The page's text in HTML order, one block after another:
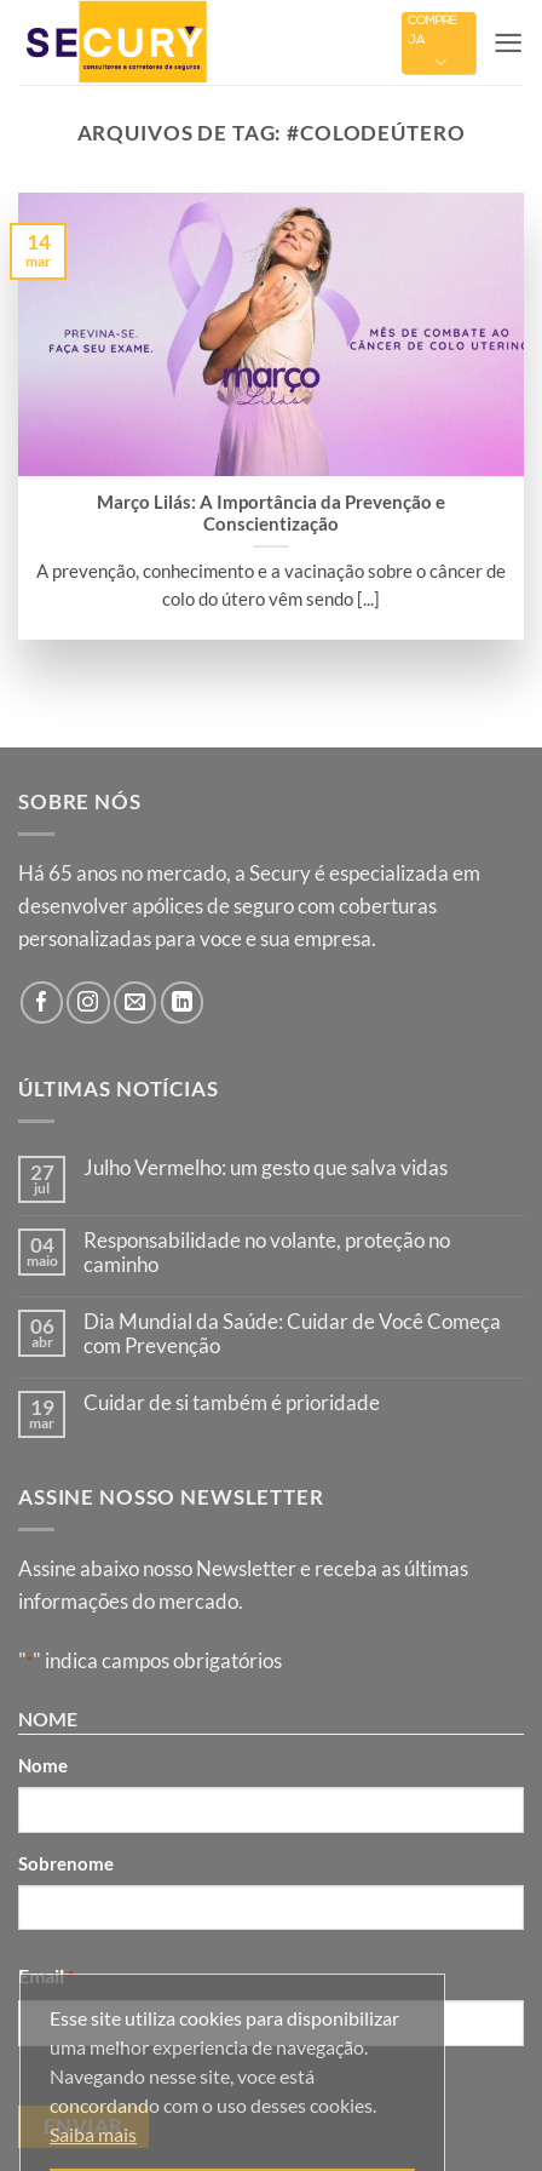
Esse site utiliza cookies para disponibilizar
uma melhor experiencia de navegação.
Navegando nesse site, voce está
concordando com o uso desses cookies.
Saiba mais
COMPRE
JÁ
ARQUIVOS DE TAG:#COLODEÚTERO
Março Lilás: A Importância da Prevenção e
Conscientização
A prevenção, conhecimento e a vacinação sobre o câncer de
colo do útero vêm sendo [...]
14
mar
SOBRE NÓS
Há 65 anos no mercado, a Secury é especializada em
desenvolver apólices de seguro com coberturas
personalizadas para voce e sua empresa.
ÚLTIMAS NOTÍCIAS
27
jul
Julho Vermelho: um gesto que salva vidas
Julho
Vermelho:
um
que
salva
vidas
04
maio
Responsabilidade no volante, proteção no
caminho
em
Responsabilidade
no
proteção
no
06
abr
Dia Mundial da Saúde: Cuidar de Você Começa
com Prevenção
em
Cuidar
de
com
Prevenção
19
mar
Cuidar de si também é prioridade
de
prioridade
ASSINE NOSSO NEWSLETTER
Assine abaixo nosso Newsletter e receba as últimas
informações do mercado.
"*" indica campos obrigatórios
NOME
Nome
Sobrenome
Email *